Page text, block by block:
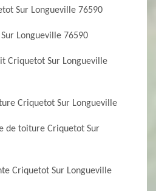
Sur Longueville 76590
Longueville 76590
Criquetot Sur Longueville
Criquetot Sur Longueville
de toiture Criquetot Sur
Criquetot Sur Longueville